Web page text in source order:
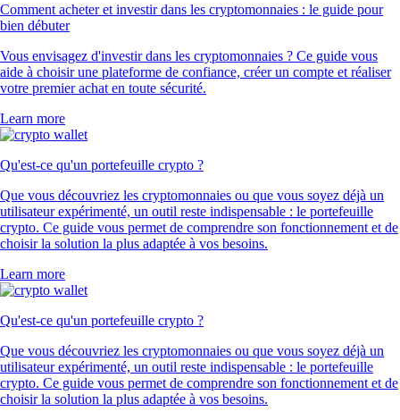
Comment acheter et investir dans les cryptomonnaies : le guide pour
bien débuter
Vous envisagez d'investir dans les cryptomonnaies ? Ce guide vous
aide à choisir une plateforme de confiance, créer un compte et réaliser
votre premier achat en toute sécurité.
Learn more
Qu'est-ce qu'un portefeuille crypto ?
Que vous découvriez les cryptomonnaies ou que vous soyez déjà un
utilisateur expérimenté, un outil reste indispensable : le portefeuille
crypto. Ce guide vous permet de comprendre son fonctionnement et de
choisir la solution la plus adaptée à vos besoins.
Learn more
Qu'est-ce qu'un portefeuille crypto ?
Que vous découvriez les cryptomonnaies ou que vous soyez déjà un
utilisateur expérimenté, un outil reste indispensable : le portefeuille
crypto. Ce guide vous permet de comprendre son fonctionnement et de
choisir la solution la plus adaptée à vos besoins.